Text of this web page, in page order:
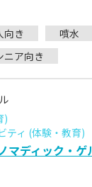
向き 噴水
ニア向き
)
ティ (体験・教育)
ディック・ゲ